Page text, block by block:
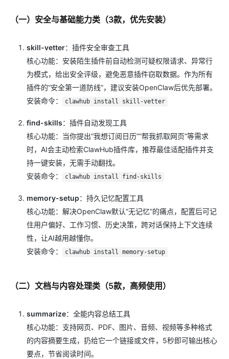
（一）安全与基础能力类（3款，优先安装）
skill-vetter：插件安全审查工具
核心功能：安装陌生插件前自动检测可疑权限请求、异常行
为模式，给出安全评级，避免恶意插件窃取数据。作为所有
插件的“安全第一道防线”，建议安装OpenClaw后优先部署。
安装命令：
clawhub install skill-vetter
find-skills：插件自动发现工具
核心功能：当你提出“我想订阅日历”“帮我抓取网页”等需求
时，AI会主动检索ClawHub插件库，推荐最佳适配插件并支
持一键安装，无需手动翻找。
安装命令：
clawhub install find-skills
memory-setup：持久记忆配置工具
核心功能：解决OpenClaw默认“无记忆”的痛点，配置后可记
住用户偏好、工作习惯、历史决策，跨对话保持上下文连续
性，让AI越用越懂你。
安装命令：
clawhub install memory-setup
（二）文档与内容处理类（5款，高频使用）
summarize：全能内容总结工具
核心功能：支持网页、PDF、图片、音频、视频等多种格式
的内容摘要生成，扔给它一个链接或文件，5秒即可输出核心
要点，节省阅读时间。